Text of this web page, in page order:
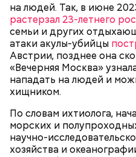
на людей. Так, в июне
растерзал 23-летнего
семьи и других
атаки акулы-убийцы
Австрии, позднее она
«Вечерняя Москва»
нападать на людей и
хищником.
По словам ихтиолога,
морских и
научно-
хозяйства и
Собеседник «Вечерней
несколько лет назад о
не приходилось, но
гидом.
— Ко всем этим
относиться
экспертов, заключения,